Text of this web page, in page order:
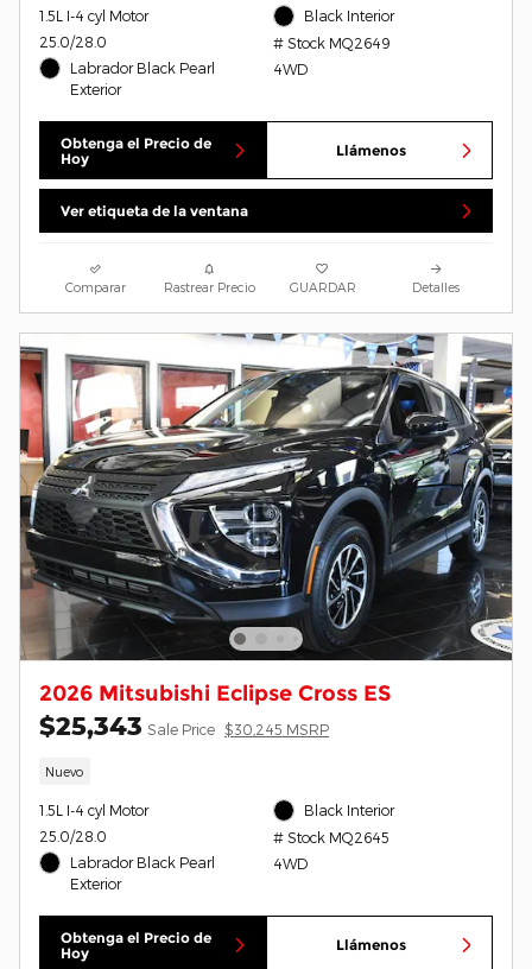
1.5L I-4 cyl Motor
25.0/28.0
Labrador Black Pearl
Exterior
Black Interior
# Stock MQ2649
4WD
Obtenga el Precio de
Hoy
Llámenos
Ver etiqueta de la ventana
Comparar Rastrear Precio GUARDAR Detalles
2026 Mitsubishi Eclipse Cross ES
$25,343 Sale Price $30,245 MSRP
Nuevo
1.5L I-4 cyl Motor
25.0/28.0
Labrador Black Pearl
Exterior
Black Interior
# Stock MQ2645
4WD
Obtenga el Precio de
Hoy
Llámenos